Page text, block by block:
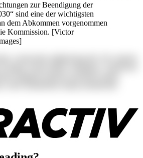
zur Beendigung der
sind eine der wichtigsten
dem Abkommen vorgenommen
Kommission. [Victor